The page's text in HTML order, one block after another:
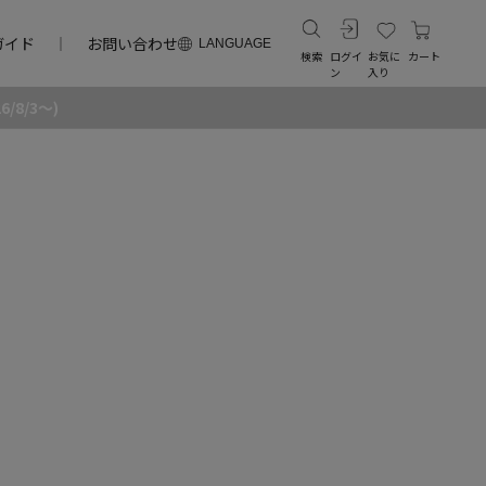
ド お問い合わせ LANGUAGE
検索 ログイ
ン
お気に
入り
カート
8/3～)